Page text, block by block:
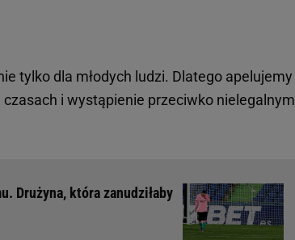
tylko dla młodych ludzi. Dlatego apelujemy
i wystąpienie przeciwko nielegalnym
Drużyna, która zanudziłaby